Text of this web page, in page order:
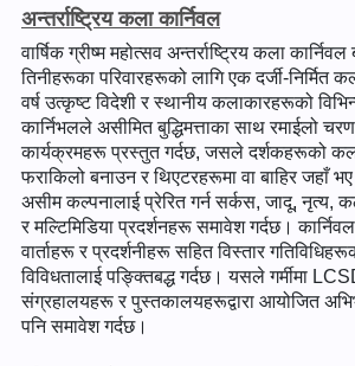
अन्तर्राष्ट्रिय कला कार्निवल
वार्षिक ग्रीष्म महोत्सव अन्तर्राष्ट्रिय कला
तिनीहरूका परिवारहरूको लागि एक दर्जी-निर्मित
वर्ष उत्कृष्ट विदेशी र स्थानीय कलाकारहरूको
कार्निभलले असीमित बुद्धिमत्ताका साथ रमाईलो
कार्यक्रमहरू प्रस्तुत गर्दछ, जसले दर्शकहरूको
फराकिलो बनाउन र थिएटरहरूमा वा बाहिर जहाँ
असीम कल्पनालाई प्रेरित गर्न सर्कस, जादू, नृत्य,
र मल्टिमिडिया प्रदर्शनहरू समावेश गर्दछ।
वार्ताहरू र प्रदर्शनीहरू सहित विस्तार
विविधतालाई पङ्क्तिबद्ध गर्दछ। यसले गर्मीमा
संग्रहालयहरू र पुस्तकालयहरूद्वारा आयोजित
पनि समावेश गर्दछ।